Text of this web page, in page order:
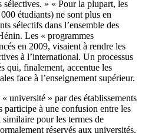
sélectives. » « Pour la plupart, les
étudiants) ne sont plus en
sélectifs dans l’ensemble des
Les « programmes
en 2009, visaient à rendre les
à l’international. Un processus
qui, finalement, accentue les
face à l’enseignement supérieur.
université » par des établissements
participe à une confusion entre les
pour les termes de
réservés aux universités.